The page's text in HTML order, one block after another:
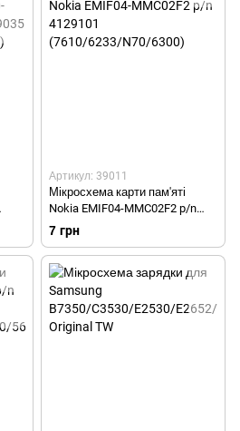
Артикул: 39011
Мікросхема карти пам'яті
Nokia EMIF04-MMC02F2 p/n
4129101 (7610/6233/N70/6300)
7 грн